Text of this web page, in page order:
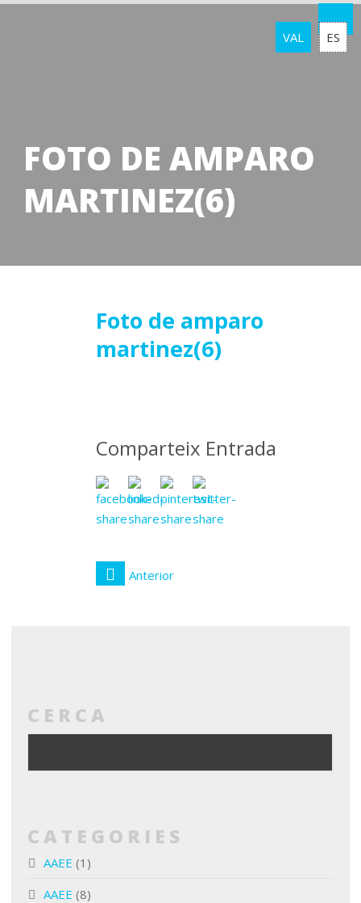
VAL ES
FOTO DE AMPARO
MARTINEZ(6)
Foto de amparo
martinez(6)
Comparteix Entrada
Anterior
CERCA
CATEGORIES
AAEE (1)
AAEE (8)